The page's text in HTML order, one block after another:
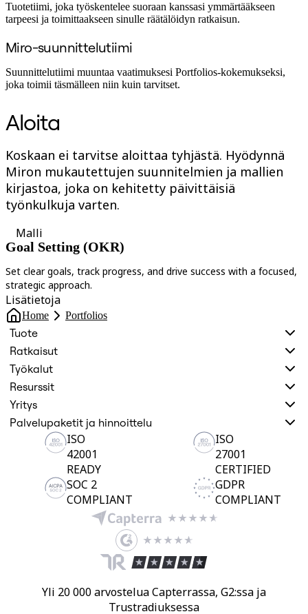
Tuotetiimi, joka työskentelee suoraan kanssasi ymmärtääkseen
tarpeesi ja toimittaakseen sinulle räätälöidyn ratkaisun.
Miro-suunnittelutiimi
Suunnittelutiimi muuntaa vaatimuksesi Portfolios-kokemukseksi,
joka toimii täsmälleen niin kuin tarvitset.
Aloita
Koskaan ei tarvitse aloittaa tyhjästä. Hyödynnä
Miron mukautettujen suunnitelmien ja mallien
kirjastoa, joka on kehitetty päivittäisiä
työnkulkuja varten.
Malli
Goal Setting (OKR)
Set clear goals, track progress, and drive success with a focused,
strategic approach.
Lisätietoja
Home Portfolios
Tuote
Ratkaisut
Työkalut
Resurssit
Yritys
Palvelupaketit ja hinnoittelu
ISO
42001
READY
ISO
27001
CERTIFIED
SOC 2
COMPLIANT
GDPR
COMPLIANT
Yli 20 000 arvostelua Capterrassa, G2:ssa ja
Trustradiuksessa